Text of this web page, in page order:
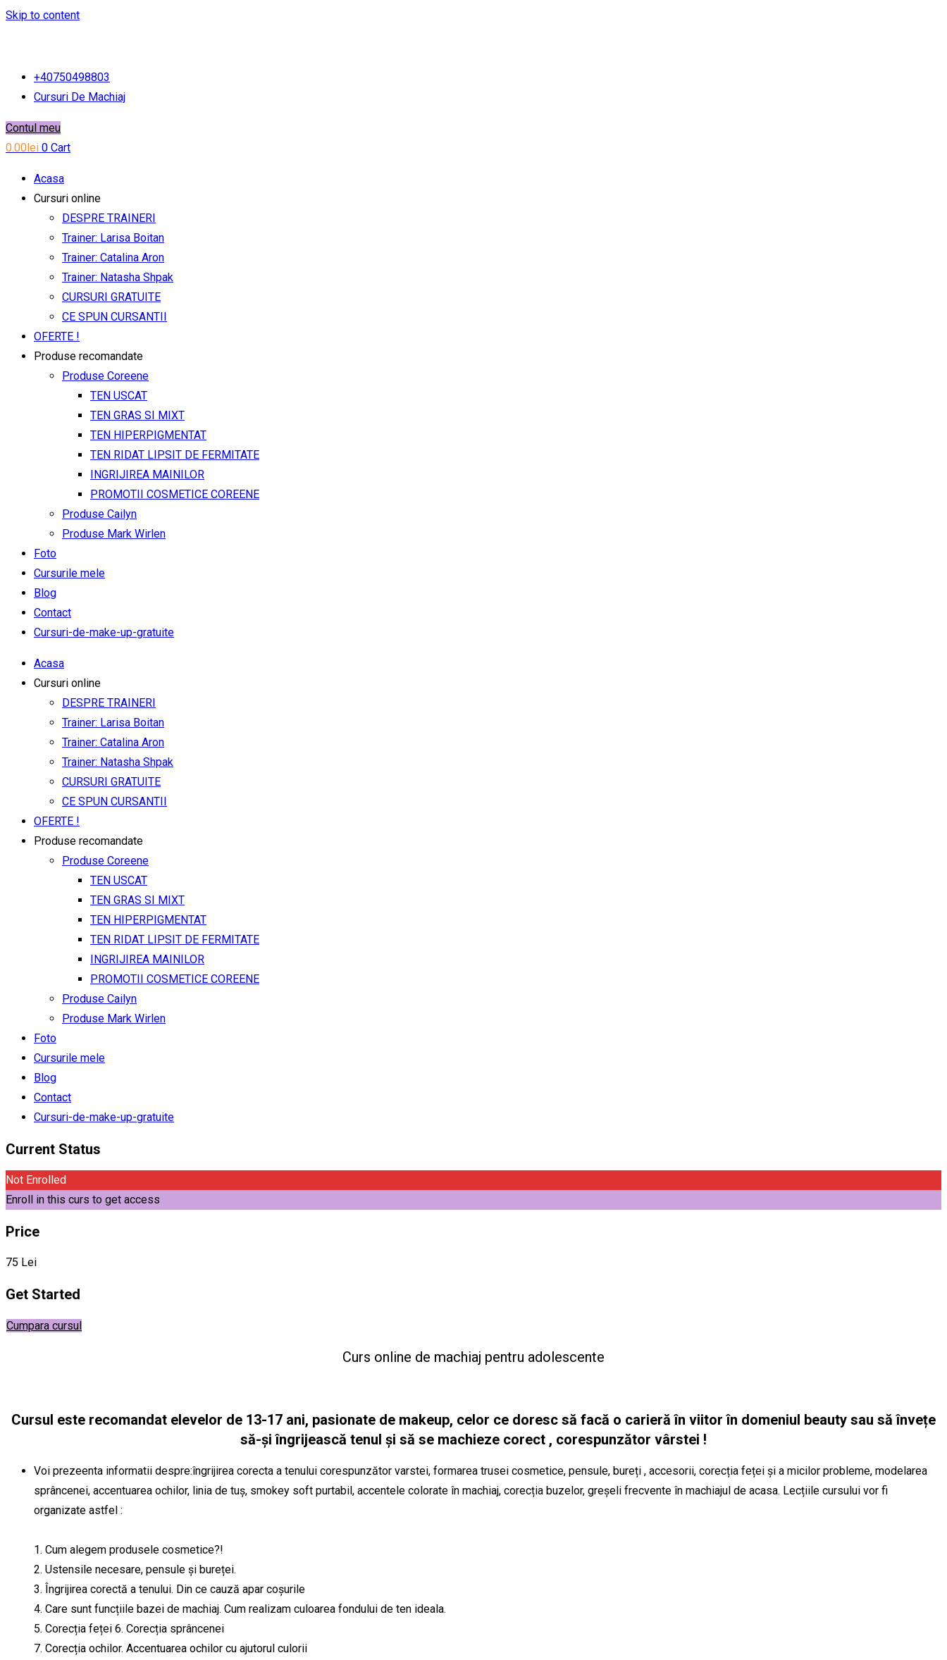
Skip to content
+40750498803
Cursuri De Machiaj
Contul meu
0.00lei 0 Cart
Acasa
Cursuri online
DESPRE TRAINERI
Trainer: Larisa Boitan
Trainer: Catalina Aron
Trainer: Natasha Shpak
CURSURI GRATUITE
CE SPUN CURSANTII
OFERTE !
Produse recomandate
Produse Coreene
TEN USCAT
TEN GRAS SI MIXT
TEN HIPERPIGMENTAT
TEN RIDAT LIPSIT DE FERMITATE
INGRIJIREA MAINILOR
PROMOTII COSMETICE COREENE
Produse Cailyn
Produse Mark Wirlen
Foto
Cursurile mele
Blog
Contact
Cursuri-de-make-up-gratuite
Acasa
Cursuri online
DESPRE TRAINERI
Trainer: Larisa Boitan
Trainer: Catalina Aron
Trainer: Natasha Shpak
CURSURI GRATUITE
CE SPUN CURSANTII
OFERTE !
Produse recomandate
Produse Coreene
TEN USCAT
TEN GRAS SI MIXT
TEN HIPERPIGMENTAT
TEN RIDAT LIPSIT DE FERMITATE
INGRIJIREA MAINILOR
PROMOTII COSMETICE COREENE
Produse Cailyn
Produse Mark Wirlen
Foto
Cursurile mele
Blog
Contact
Cursuri-de-make-up-gratuite
Current Status
Not Enrolled
Enroll in this curs to get access
Price
75 Lei
Get Started
Cumpara cursul
Curs online de machiaj pentru adolescente
Cursul este recomandat elevelor de 13-17 ani, pasionate de makeup, celor ce doresc să facă o carieră în viitor în domeniul beauty sau să învețe
să-și îngrijească tenul și să se machieze corect , corespunzător vârstei !
Voi prezeenta informatii despre:îngrijirea corecta a tenului corespunzător varstei, formarea trusei cosmetice, pensule, bureți , accesorii, corecția feței și a micilor probleme, modelarea
sprâncenei, accentuarea ochilor, linia de tuș, smokey soft purtabil, accentele colorate în machiaj, corecția buzelor, greșeli frecvente în machiajul de acasa. Lecțiile cursului vor fi
organizate astfel :
1. Cum alegem produsele cosmetice?!
2. Ustensile necesare, pensule și bureței.
3. Îngrijirea corectă a tenului. Din ce cauză apar coșurile
4. Care sunt funcțiile bazei de machiaj. Cum realizam culoarea fondului de ten ideala.
5. Corecția feței 6. Corecția sprâncenei
7. Corecția ochilor. Accentuarea ochilor cu ajutorul culorii